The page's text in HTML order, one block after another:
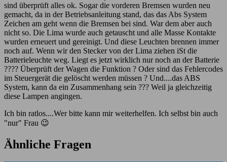
sind überprüft alles ok. Sogar die vorderen Bremsen wurden neu
gemacht, da in der Betriebsanleitung stand, das das Abs System
Zeichen am geht wenn die Bremsen bei sind. War dem aber auch
nicht so. Die Lima wurde auch getauscht und alle Masse Kontakte
wurden erneuert und gereinigt. Und diese Leuchten brennen immer
noch auf. Wenn wir den Stecker von der Lima ziehen iSt die
Batterieleuchte weg. Liegt es jetzt wirklich nur noch an der Batterie
???? Überprüft der Wagen die Funktion ? Oder sind das Fehlercodes
im Steuergerät die gelöscht werden müssen ? Und....das ABS
System, kann da ein Zusammenhang sein ??? Weil ja gleichzeitig
diese Lampen angingen.
Ich bin ratlos....Wer bitte kann mir weiterhelfen. Ich selbst bin auch
"nur" Frau 😉
Ähnliche Fragen